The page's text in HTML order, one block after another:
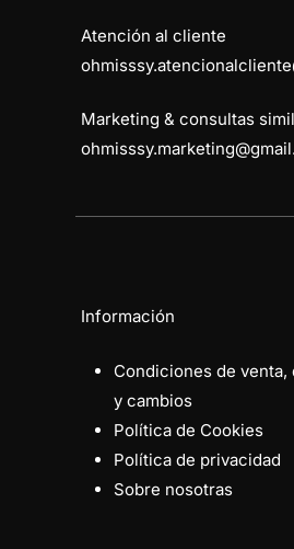
Atención al cliente
Marketing & consultas
Información
Condiciones de
y cambios
Política de Cookies
Política de privacidad
Sobre nosotras